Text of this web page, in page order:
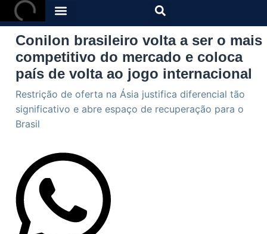
Conilon brasileiro volta a ser o mais
competitivo do mercado e coloca
país de volta ao jogo internacional
Restrição de oferta na Ásia justifica diferencial tão
significativo e abre espaço de recuperação para o
Brasil